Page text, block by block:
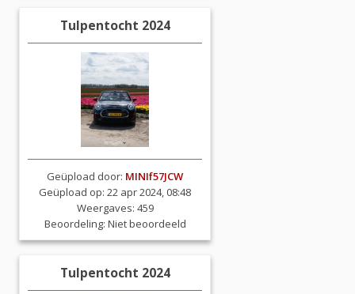
Tulpentocht 2024
Geüpload door: MINIf57JCW
Geüpload op: 22 apr 2024, 08:48
Weergaves: 459
Beoordeling: Niet beoordeeld
Tulpentocht 2024